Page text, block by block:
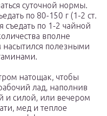
суточной нормы.
по 80-150 г (1-2 ст.
съедать по 1-2 чайной
вполне
насытился полезными
натощак, чтобы
лад, наполнив
и силой, или вечером
мед и теплое